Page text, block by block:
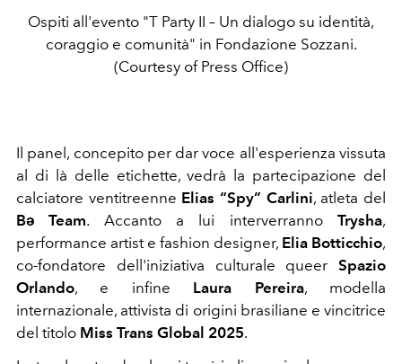
Ospiti all'evento "T Party II – Un dialogo su identità,
coraggio e comunità" in Fondazione Sozzani.
(Courtesy of Press Office)
Il panel, concepito per dar voce all'esperienza vissuta
al di là delle etichette, vedrà la partecipazione del
calciatore ventitreenne Elias “Spy” Carlini, atleta del
Bə Team. Accanto a lui interverrannoTrysha,
performance artist e fashion designer, Elia Botticchio,
co-fondatore dell'iniziativa culturale queer Spazio
Orlando, e infine Laura Pereira, modella
internazionale, attivista di origini brasiliane e vincitrice
del titolo Miss Trans Global 2025.